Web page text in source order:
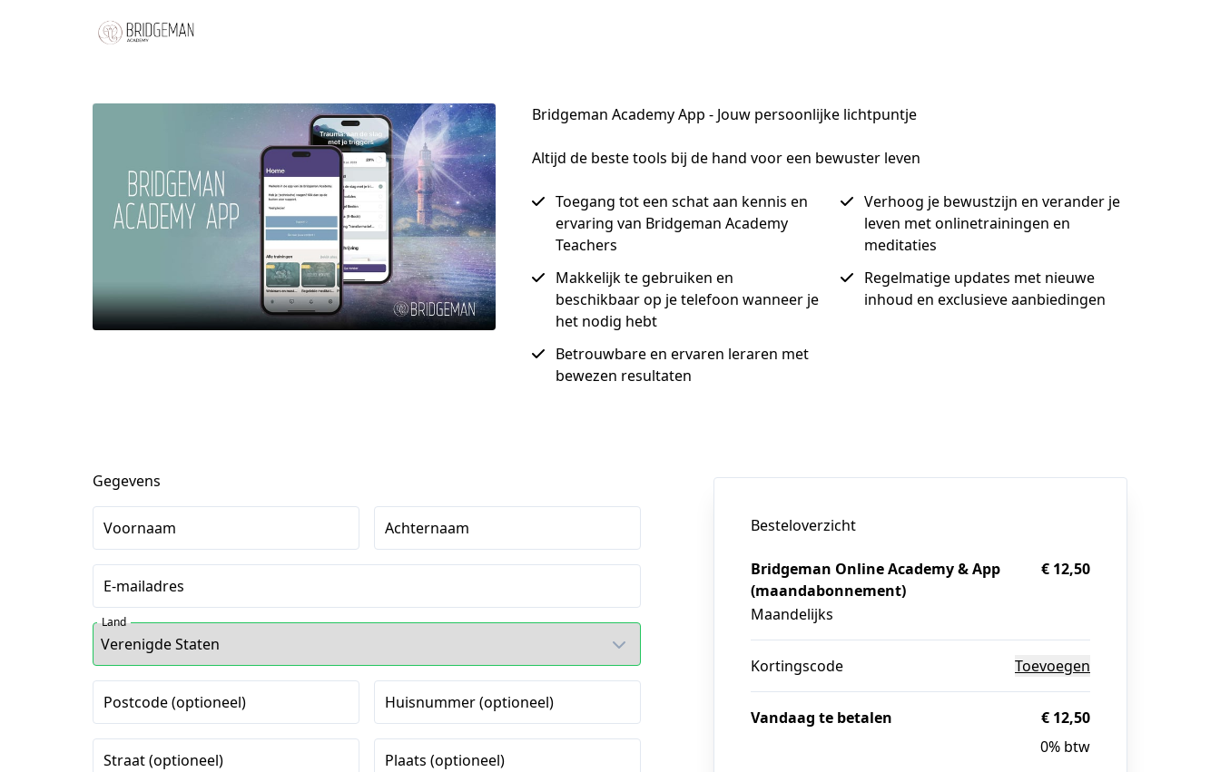
Bridgeman Academy App - Jouw persoonlijke lichtpuntje
Altijd de beste tools bij de hand voor een bewuster leven
Toegang tot een schat aan kennis en
ervaring van Bridgeman Academy
Teachers
Verhoog je bewustzijn en verander je
leven met onlinetrainingen en
meditaties
Makkelijk te gebruiken en
beschikbaar op je telefoon wanneer je
het nodig hebt
Regelmatige updates met nieuwe
inhoud en exclusieve aanbiedingen
Betrouwbare en ervaren leraren met
bewezen resultaten
Gegevens
Voornaam Achternaam
E-mailadres
Land
Postcode (optioneel) Huisnummer (optioneel)
Straat (optioneel) Plaats (optioneel)
Besteloverzicht
Bridgeman Online Academy & App
(maandabonnement)
Maandelijks
€ 12,50
Kortingscode Toevoegen
Vandaag te betalen
€ 12,50
0% btw